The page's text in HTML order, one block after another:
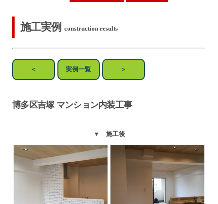
施工実例 construction results
＜ 実例一覧 ＞
博多区吉塚 マンション内装工事
▼ 施工後